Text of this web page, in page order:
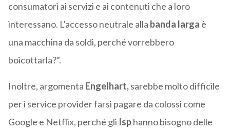
consumatori ai servizi e ai contenuti che a loro
interessano. L’accesso neutrale alla banda larga è
una macchina da soldi, perché vorrebbero
boicottarla?”.
Inoltre, argomenta Engelhart,sarebbe molto difficile
per i service provider farsi pagare da colossi come
Google e Netflix, perché gli Isphanno bisogno delle